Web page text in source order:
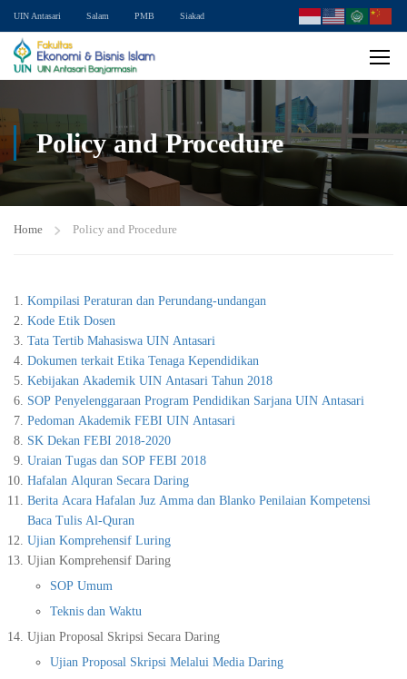
UIN Antasari Salam PMB Siakad
Policy and Procedure
Home Policy and Procedure
Kompilasi Peraturan dan Perundang-undangan
Kode Etik Dosen
Tata Tertib Mahasiswa UIN Antasari
Dokumen terkait Etika Tenaga Kependidikan
Kebijakan Akademik UIN Antasari Tahun 2018
SOP Penyelenggaraan Program Pendidikan Sarjana UIN Antasari
Pedoman Akademik FEBI UIN Antasari
SK Dekan FEBI 2018-2020
Uraian Tugas dan SOP FEBI 2018
Hafalan Alquran Secara Daring
Berita Acara Hafalan Juz Amma dan Blanko Penilaian Kompetensi
Baca Tulis Al-Quran
Ujian Komprehensif Luring
Ujian Komprehensif Daring
SOP Umum
Teknis dan Waktu
Ujian Proposal Skripsi Secara Daring
Ujian Proposal Skripsi Melalui Media Daring